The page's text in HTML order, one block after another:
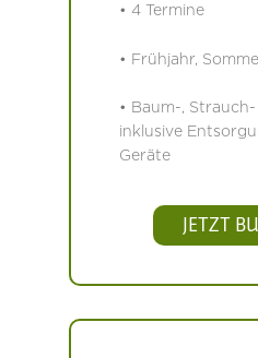
• 4 Termine
• Frühjahr,
• Baum-,
inklusive
Geräte
JETZT